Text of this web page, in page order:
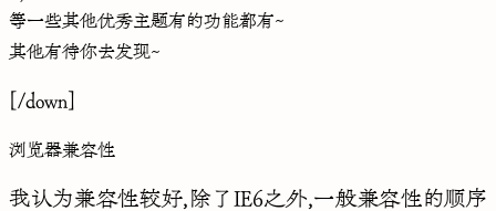
等一些其他优秀主题有的功能都有~
其他有待你去发现~
[/down]
浏览器兼容性
我认为兼容性较好,除了IE6之外,一般兼容性的顺序